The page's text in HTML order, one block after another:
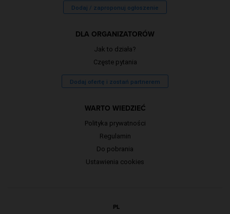
Dodaj / zaproponuj ogłoszenie
DLA ORGANIZATORÓW
Jak to działa?
Częste pytania
Dodaj ofertę i zostań partnerem
WARTO WIEDZIEĆ
Polityka prywatności
Regulamin
Do pobrania
Ustawienia cookies
PL